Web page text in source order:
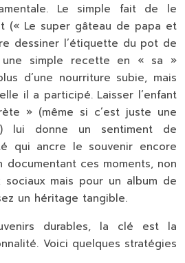
Le simple fait de le
(« Le super gâteau de papa et
dessiner l’étiquette du pot de
une simple recette en « sa »
d’une nourriture subie, mais
il a participé. Laisser l’enfant
» (même si c’est juste une
lui donne un sentiment de
qui ancre le souvenir encore
documentant ces moments, non
mais pour un album de
un héritage tangible.
durables, la clé est la
Voici quelques stratégies